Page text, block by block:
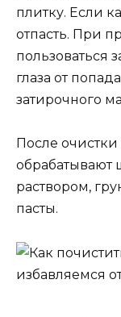
плитку. Если
отпасть. При
пользоваться
глаза от
затирочного
После очистки
раствором,
пасты.